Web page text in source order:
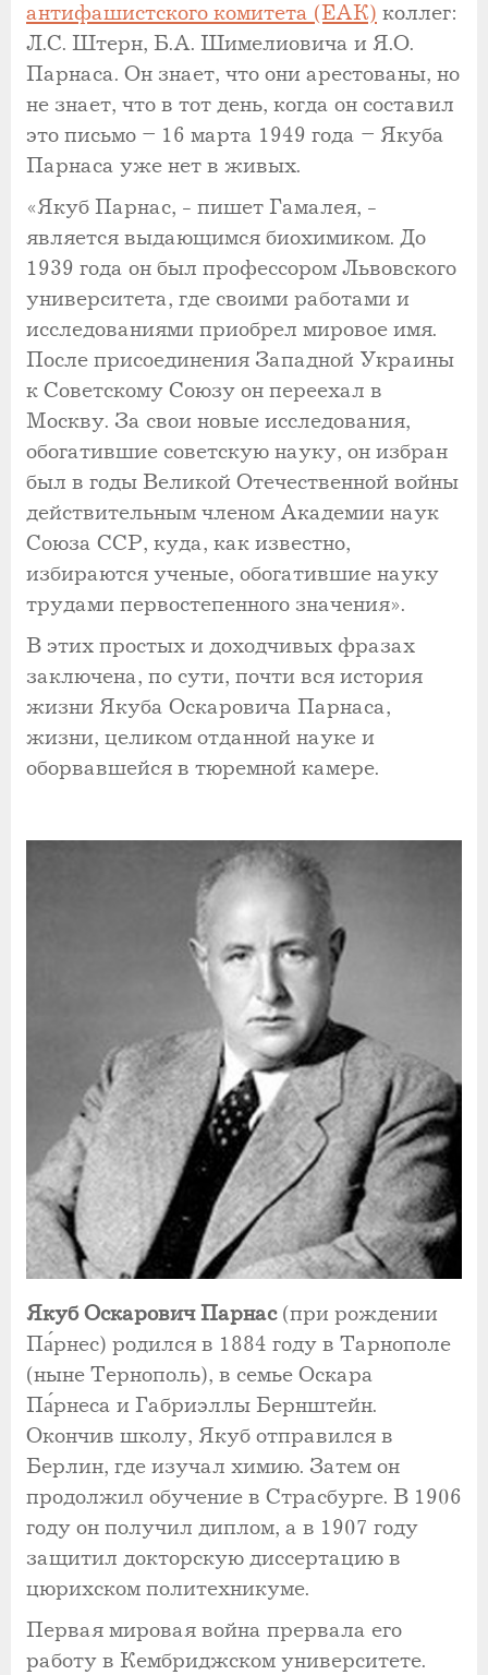
антифашистского комитета (ЕАК) коллег:
Л.С. Штерн, Б.А. Шимелиовича и Я.О.
Парнаса. Он знает, что они арестованы, но
не знает, что в тот день, когда он составил
это письмо – 16 марта 1949 года – Якуба
Парнаса уже нет в живых.
«Якуб Парнас, - пишет Гамалея, -
является выдающимся биохимиком. До
1939 года он был профессором Львовского
университета, где своими работами и
исследованиями приобрел мировое имя.
После присоединения Западной Украины
к Советскому Союзу он переехал в
Москву. За свои новые исследования,
обогатившие советскую науку, он избран
был в годы Великой Отечественной войны
действительным членом Академии наук
Союза ССР, куда, как известно,
избираются ученые, обогатившие науку
трудами первостепенного значения».
В этих простых и доходчивых фразах
заключена, по сути, почти вся история
жизни Якуба Оскаровича Парнаса,
жизни, целиком отданной науке и
оборвавшейся в тюремной камере.
Якуб Оскарович Парнас(при рождении
Па́рнес) родился в 1884 году в Тарнополе
(ныне Тернополь), в семье Оскара
Па́рнеса и Габриэллы Бернштейн.
Окончив школу, Якуб отправился в
Берлин, где изучал химию. Затем он
продолжил обучение в Страсбурге. В 1906
году он получил диплом, а в 1907 году
защитил докторскую диссертацию в
цюрихском политехникуме.
Первая мировая война прервала его
работу в Кембриджском университете.